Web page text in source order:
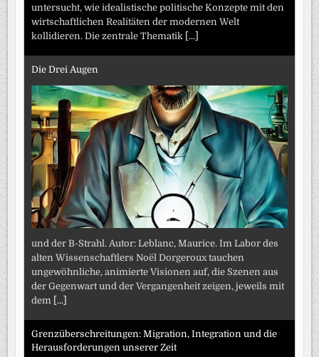
untersucht, wie idealistische politische Konzepte mit den
wirtschaftlichen Realitäten der modernen Welt
kollidieren. Die zentrale Thematik [...]
Die Drei Augen
und der B-Strahl. Autor: Leblanc, Maurice. Im Labor des
alten Wissenschaftlers Noël Dorgeroux tauchen
ungewöhnliche, animierte Visionen auf, die Szenen aus
der Gegenwart und der Vergangenheit zeigen, jeweils mit
dem [...]
Grenzüberschreitungen: Migration, Integration und die
Herausforderungen unserer Zeit